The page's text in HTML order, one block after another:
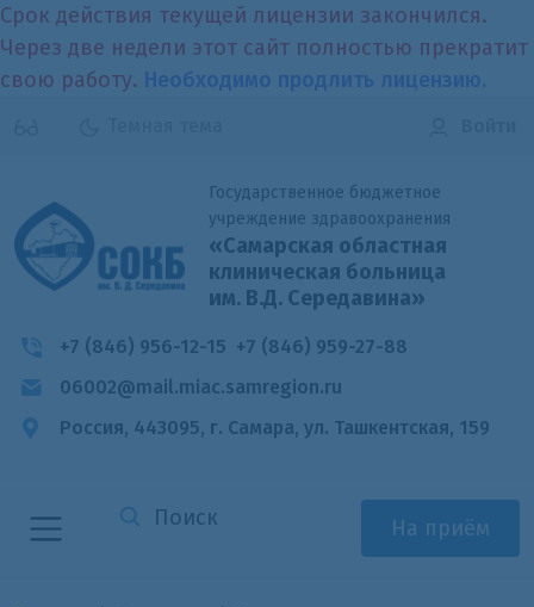
Срок действия текущей лицензии закончился.
Через две недели этот сайт полностью прекратит
свою работу.
Государственное бюджетное
учреждение здравоохранения
«Самарская областная
клиническая больница
им. В.Д. Середавина»
+7 (846) 956-12-15 +7 (846) 959-27-88
06002@mail.miac.samregion.ru
Россия, 443095, г. Самара, ул. Ташкентская, 159
На приём